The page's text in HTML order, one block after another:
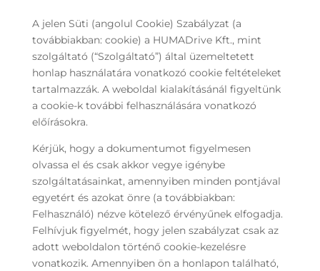
A jelen Süti (angolul Cookie) Szabályzat (a
továbbiakban: cookie) a HUMADrive Kft., mint
szolgáltató (“Szolgáltató”) által üzemeltetett
honlap használatára vonatkozó cookie feltételeket
tartalmazzák. A weboldal kialakításánál figyeltünk
a cookie-k további felhasználására vonatkozó
előírásokra.
Kérjük, hogy a dokumentumot figyelmesen
olvassa el és csak akkor vegye igénybe
szolgáltatásainkat, amennyiben minden pontjával
egyetért és azokat önre (a továbbiakban:
Felhasználó) nézve kötelező érvényűnek elfogadja.
Felhívjuk figyelmét, hogy jelen szabályzat csak az
adott weboldalon történő cookie-kezelésre
vonatkozik. Amennyiben ön a honlapon található,